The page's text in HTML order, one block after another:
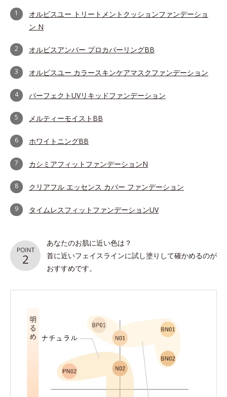
1
オルビスユー トリートメントクッションファンデーショ
ン N
2 オルビスアンバー プロカバーリングBB
3 オルビスユー カラースキンケアマスクファンデーション
4 パーフェクトUVリキッドファンデーション
5 メルティーモイストBB
6 ホワイトニングBB
7 カシミアフィットファンデーションN
8 クリアフル エッセンス カバー ファンデーション
9 タイムレスフィットファンデーションUV
あなたのお肌に近い色は？
首に近いフェイスラインに試し塗りして確かめるのが
おすすめです。